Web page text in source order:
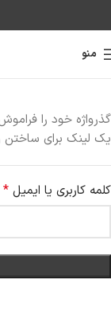
منو
گذرواژه خود را
یک لینک برای ساختن
کلمه کاربری یا ایمیل *